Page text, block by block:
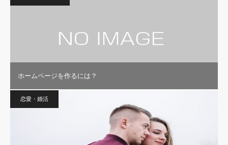
ホームページを作るには？
恋愛・婚活